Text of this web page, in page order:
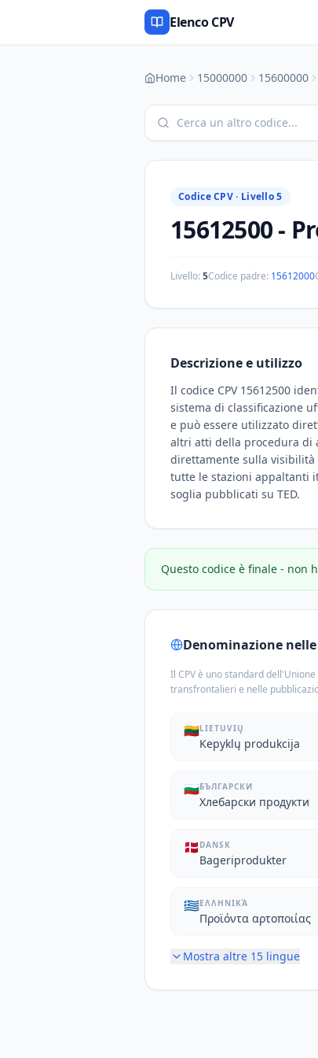
Elenco CPV
Home 15000000 15600000
Codice CPV · Livello 5
15612500-
Livello:5Codice padre: 15612000
Descrizione e utilizzo
Il codice CPV 15612500
sistema di classificazione
e può essere utilizzato
altri atti della procedura di
direttamente sulla visibilità
tutte le stazioni appaltanti
soglia pubblicati su TED.
Questo codice è finale - non
Denominazione
Il CPV è uno standard
transfrontalieri e nelle
🇱🇹LIETUVIŲ
Kepyklų produkcija
🇧🇬БЪЛГАРСКИ
Хлебарски продукти
🇩🇰 DANSK
Bageriprodukter
🇬🇷ΕΛΛΗΝΙΚΆ
Προϊόντα αρτοποιίας
Mostra altre 15 lingue